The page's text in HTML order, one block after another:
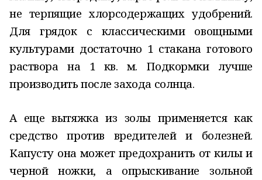
не терпящие хлорсодержащих удобрений.
Для грядок с классическими овощными
культурами достаточно 1 стакана готового
раствора на 1 кв. м. Подкормки лучше
производить после захода солнца.
А еще вытяжка из золы применяется как
средство против вредителей и болезней.
Капусту она может предохранить от килы и
черной ножки, а опрыскивание зольной